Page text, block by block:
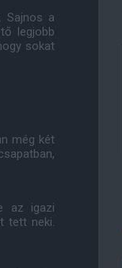
Sajnos a
legjobb
sokat
még két
az igazi
tett neki.